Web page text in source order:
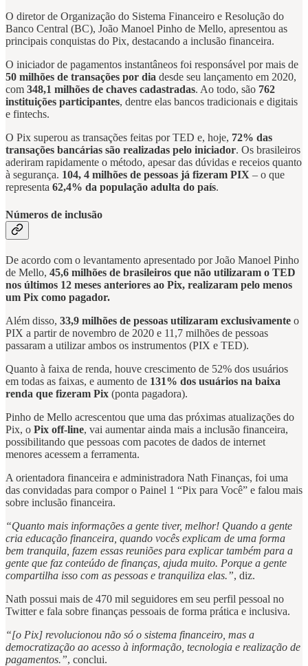
O diretor de Organização do Sistema Financeiro e Resolução do
Banco Central (BC), João Manoel Pinho de Mello, apresentou as
principais conquistas do Pix, destacando a inclusão financeira.
O iniciador de pagamentos instantâneos foi responsável por mais de
50 milhões de transações por dia desde seu lançamento em 2020,
com 348,1 milhões de chaves cadastradas. Ao todo, são 762
instituições participantes, dentre elas bancos tradicionais e digitais
e fintechs.
O Pix superou as transações feitas por TED e, hoje, 72% das
transações bancárias são realizadas pelo iniciador. Os brasileiros
aderiram rapidamente o método, apesar das dúvidas e receios quanto
à segurança. 104, 4 milhões de pessoas já fizeram PIX – o que
representa 62,4% da população adulta do país.
Números de inclusão
De acordo com o levantamento apresentado por João Manoel Pinho
de Mello, 45,6 milhões de brasileiros que não utilizaram o TED
nos últimos 12 meses anteriores ao Pix, realizaram pelo menos
um Pix como pagador.
Além disso, 33,9 milhões de pessoas utilizaram exclusivamente o
PIX a partir de novembro de 2020 e 11,7 milhões de pessoas
passaram a utilizar ambos os instrumentos (PIX e TED).
Quanto à faixa de renda, houve crescimento de 52% dos usuários
em todas as faixas, e aumento de 131% dos usuários na baixa
renda que fizeram Pix (ponta pagadora).
Pinho de Mello acrescentou que uma das próximas atualizações do
Pix, o Pix off-line, vai aumentar ainda mais a inclusão financeira,
possibilitando que pessoas com pacotes de dados de internet
menores acessem a ferramenta.
A orientadora financeira e administradora Nath Finanças, foi uma
das convidadas para compor o Painel 1 “Pix para Você” e falou mais
sobre inclusão financeira.
“Quanto mais informações a gente tiver, melhor! Quando a gente
cria educação financeira, quando vocês explicam de uma forma
bem tranquila, fazem essas reuniões para explicar também para a
gente que faz conteúdo de finanças, ajuda muito. Porque a gente
compartilha isso com as pessoas e tranquiliza elas.”, diz.
Nath possui mais de 470 mil seguidores em seu perfil pessoal no
Twitter e fala sobre finanças pessoais de forma prática e inclusiva.
“[o Pix] revolucionou não só o sistema financeiro, mas a
democratização ao acesso à informação, tecnologia e realização de
pagamentos.”, conclui.